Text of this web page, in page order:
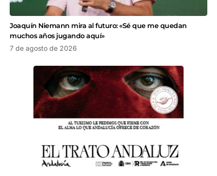
Joaquín Niemann mira al futuro: «Sé que me quedan
muchos años jugando aquí»
7 de agosto de 2026